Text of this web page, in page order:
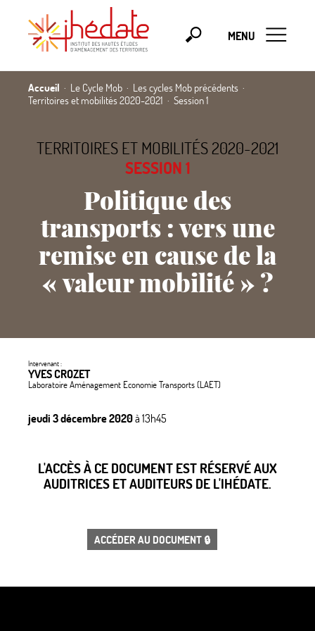
MENU
Accueil Le Cycle Mob
Les cycles Mob précédents
Territoires et mobilités 2020-2021
Session 1
TERRITOIRES ET MOBILITÉS 2020-2021
SESSION 1
Politique des
transports : vers une
remise en cause de la
«valeur mobilité » ?
Intervenant :
YVES CROZET
Laboratoire Aménagement Economie Transports (LAET)
jeudi 3 décembre 2020à 13h45
L'ACCÈS À CE DOCUMENT EST RÉSERVÉ AUX
AUDITRICES ET AUDITEURS DE L'IHÉDATE.
ACCÉDER AU DOCUMENT 🔒